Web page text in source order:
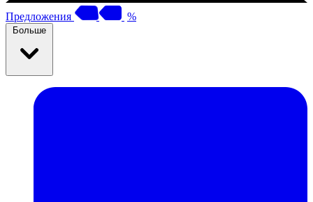
Предложения %
Больше